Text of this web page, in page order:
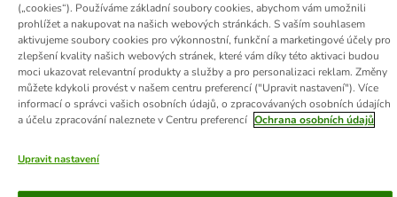
Všeobecné obchodní podmínky
Zde odstoupit od smlouvy
Zákon o digitálních službách
Likvidace baterií
Kontakt
Poštovné a dodací termín
Způsoby platby
Partnerský program
Ochrana osobních údajů
Ochrana osobních údajů
Prohlášení o přístupnosti
(„cookies“). Používáme základní soubory cookies, abychom vám umožnili
prohlížet a nakupovat na našich webových stránkách. S vaším souhlasem
aktivujeme soubory cookies pro výkonnostní, funkční a marketingové účely pro
zlepšení kvality našich webových stránek, které vám díky této aktivaci budou
moci ukazovat relevantní produkty a služby a pro personalizaci reklam. Změny
můžete kdykoli provést v našem centru preferencí ("Upravit nastavení"). Více
informací o správci vašich osobních údajů, o zpracovávaných osobních údajích
a účelu zpracování naleznete v Centru preferencí Ochrana osobních údajů
Upravit nastavení